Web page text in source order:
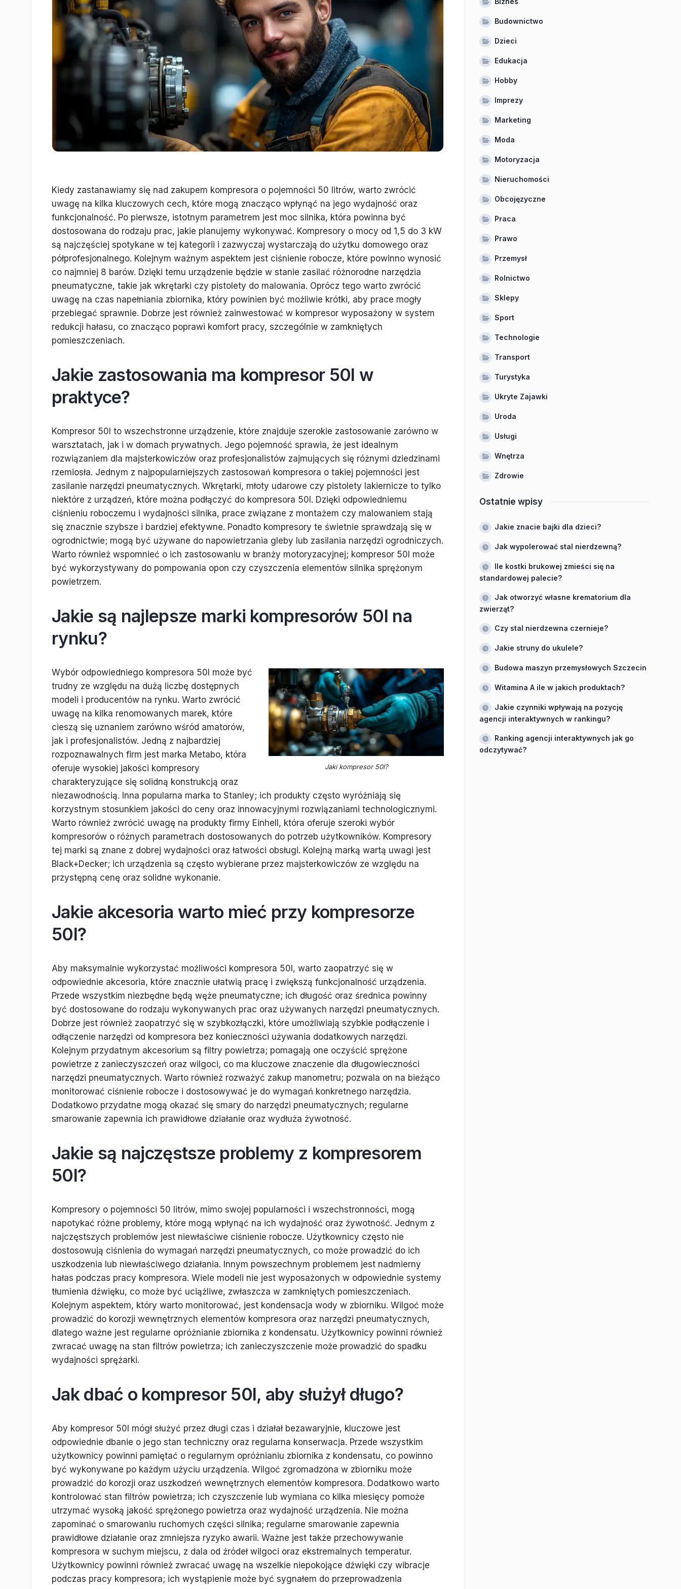
Kiedy zastanawiamy się nad zakupem kompresora o pojemności 50 litrów, warto zwrócić
uwagę na kilka kluczowych cech, które mogą znacząco wpłynąć na jego wydajność oraz
funkcjonalność. Po pierwsze, istotnym parametrem jest moc silnika, która powinna być
dostosowana do rodzaju prac, jakie planujemy wykonywać. Kompresory o mocy od 1,5 do 3 kW
są najczęściej spotykane w tej kategorii i zazwyczaj wystarczają do użytku domowego oraz
półprofesjonalnego. Kolejnym ważnym aspektem jest ciśnienie robocze, które powinno wynosić
co najmniej 8 barów. Dzięki temu urządzenie będzie w stanie zasilać różnorodne narzędzia
pneumatyczne, takie jak wkrętarki czy pistolety do malowania. Oprócz tego warto zwrócić
uwagę na czas napełniania zbiornika, który powinien być możliwie krótki, aby prace mogły
przebiegać sprawnie. Dobrze jest również zainwestować w kompresor wyposażony w system
redukcji hałasu, co znacząco poprawi komfort pracy, szczególnie w zamkniętych
pomieszczeniach.
Jakie zastosowania ma kompresor 50l w
praktyce?
Kompresor 50l to wszechstronne urządzenie, które znajduje szerokie zastosowanie zarówno w
warsztatach, jak i w domach prywatnych. Jego pojemność sprawia, że jest idealnym
rozwiązaniem dla majsterkowiczów oraz profesjonalistów zajmujących się różnymi dziedzinami
rzemiosła. Jednym z najpopularniejszych zastosowań kompresora o takiej pojemności jest
zasilanie narzędzi pneumatycznych. Wkrętarki, młoty udarowe czy pistolety lakiernicze to tylko
niektóre z urządzeń, które można podłączyć do kompresora 50l. Dzięki odpowiedniemu
ciśnieniu roboczemu i wydajności silnika, prace związane z montażem czy malowaniem stają
się znacznie szybsze i bardziej efektywne. Ponadto kompresory te świetnie sprawdzają się w
ogrodnictwie; mogą być używane do napowietrzania gleby lub zasilania narzędzi ogrodniczych.
Warto również wspomnieć o ich zastosowaniu w branży motoryzacyjnej; kompresor 50l może
być wykorzystywany do pompowania opon czy czyszczenia elementów silnika sprężonym
powietrzem.
Jakie są najlepsze marki kompresorów 50l na
rynku?
Jaki kompresor 50l?
Wybór odpowiedniego kompresora 50l może być
trudny ze względu na dużą liczbę dostępnych
modeli i producentów na rynku. Warto zwrócić
uwagę na kilka renomowanych marek, które
cieszą się uznaniem zarówno wśród amatorów,
jak i profesjonalistów. Jedną z najbardziej
rozpoznawalnych firm jest marka Metabo, która
oferuje wysokiej jakości kompresory
charakteryzujące się solidną konstrukcją oraz
niezawodnością. Inna popularna marka to Stanley; ich produkty często wyróżniają się
korzystnym stosunkiem jakości do ceny oraz innowacyjnymi rozwiązaniami technologicznymi.
Warto również zwrócić uwagę na produkty firmy Einhell, która oferuje szeroki wybór
kompresorów o różnych parametrach dostosowanych do potrzeb użytkowników. Kompresory
tej marki są znane z dobrej wydajności oraz łatwości obsługi. Kolejną marką wartą uwagi jest
Black+Decker; ich urządzenia są często wybierane przez majsterkowiczów ze względu na
przystępną cenę oraz solidne wykonanie.
Jakie akcesoria warto mieć przy kompresorze
50l?
Aby maksymalnie wykorzystać możliwości kompresora 50l, warto zaopatrzyć się w
odpowiednie akcesoria, które znacznie ułatwią pracę i zwiększą funkcjonalność urządzenia.
Przede wszystkim niezbędne będą węże pneumatyczne; ich długość oraz średnica powinny
być dostosowane do rodzaju wykonywanych prac oraz używanych narzędzi pneumatycznych.
Dobrze jest również zaopatrzyć się w szybkozłączki, które umożliwiają szybkie podłączenie i
odłączenie narzędzi od kompresora bez konieczności używania dodatkowych narzędzi.
Kolejnym przydatnym akcesorium są filtry powietrza; pomagają one oczyścić sprężone
powietrze z zanieczyszczeń oraz wilgoci, co ma kluczowe znaczenie dla długowieczności
narzędzi pneumatycznych. Warto również rozważyć zakup manometru; pozwala on na bieżąco
monitorować ciśnienie robocze i dostosowywać je do wymagań konkretnego narzędzia.
Dodatkowo przydatne mogą okazać się smary do narzędzi pneumatycznych; regularne
smarowanie zapewnia ich prawidłowe działanie oraz wydłuża żywotność.
Jakie są najczęstsze problemy z kompresorem
50l?
Kompresory o pojemności 50 litrów, mimo swojej popularności i wszechstronności, mogą
napotykać różne problemy, które mogą wpłynąć na ich wydajność oraz żywotność. Jednym z
najczęstszych problemów jest niewłaściwe ciśnienie robocze. Użytkownicy często nie
dostosowują ciśnienia do wymagań narzędzi pneumatycznych, co może prowadzić do ich
uszkodzenia lub niewłaściwego działania. Innym powszechnym problemem jest nadmierny
hałas podczas pracy kompresora. Wiele modeli nie jest wyposażonych w odpowiednie systemy
tłumienia dźwięku, co może być uciążliwe, zwłaszcza w zamkniętych pomieszczeniach.
Kolejnym aspektem, który warto monitorować, jest kondensacja wody w zbiorniku. Wilgoć może
prowadzić do korozji wewnętrznych elementów kompresora oraz narzędzi pneumatycznych,
dlatego ważne jest regularne opróżnianie zbiornika z kondensatu. Użytkownicy powinni również
zwracać uwagę na stan filtrów powietrza; ich zanieczyszczenie może prowadzić do spadku
wydajności sprężarki.
Jak dbać o kompresor 50l, aby służył długo?
Aby kompresor 50l mógł służyć przez długi czas i działał bezawaryjnie, kluczowe jest
odpowiednie dbanie o jego stan techniczny oraz regularna konserwacja. Przede wszystkim
użytkownicy powinni pamiętać o regularnym opróżnianiu zbiornika z kondensatu, co powinno
być wykonywane po każdym użyciu urządzenia. Wilgoć zgromadzona w zbiorniku może
prowadzić do korozji oraz uszkodzeń wewnętrznych elementów kompresora. Dodatkowo warto
kontrolować stan filtrów powietrza; ich czyszczenie lub wymiana co kilka miesięcy pomoże
utrzymać wysoką jakość sprężonego powietrza oraz wydajność urządzenia. Nie można
zapominać o smarowaniu ruchomych części silnika; regularne smarowanie zapewnia
prawidłowe działanie oraz zmniejsza ryzyko awarii. Ważne jest także przechowywanie
kompresora w suchym miejscu, z dala od źródeł wilgoci oraz ekstremalnych temperatur.
Użytkownicy powinni również zwracać uwagę na wszelkie niepokojące dźwięki czy wibracje
podczas pracy kompresora; ich wystąpienie może być sygnałem do przeprowadzenia
Budownictwo
Dzieci
Edukacja
Hobby
Imprezy
Marketing
Moda
Motoryzacja
Nieruchomości
Obcojęzyczne
Praca
Prawo
Przemysł
Rolnictwo
Sklepy
Sport
Technologie
Transport
Turystyka
Ukryte Zajawki
Uroda
Usługi
Wnętrza
Zdrowie
Ostatnie wpisy
Jakie znacie bajki dla dzieci?
Jak wypolerować stal nierdzewną?
Ile kostki brukowej zmieści się na
standardowej palecie?
Jak otworzyć własne krematorium dla
zwierząt?
Czy stal nierdzewna czernieje?
Jakie struny do ukulele?
Budowa maszyn przemysłowych Szczecin
Witamina A ile w jakich produktach?
Jakie czynniki wpływają na pozycję
agencji interaktywnych w rankingu?
Ranking agencji interaktywnych jak go
odczytywać?